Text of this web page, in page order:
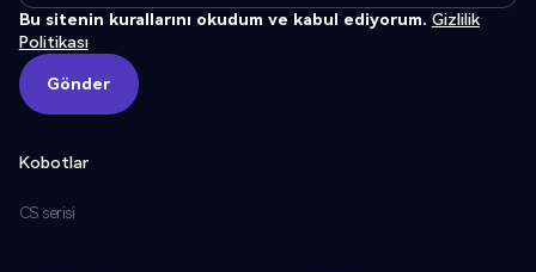
Bu sitenin kurallarını okudum ve kabul ediyorum. Gizlilik
Politikası
Gönder
Gönder
Kobotlar
CS serisi